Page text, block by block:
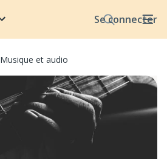
Se connecter
Musique et audio